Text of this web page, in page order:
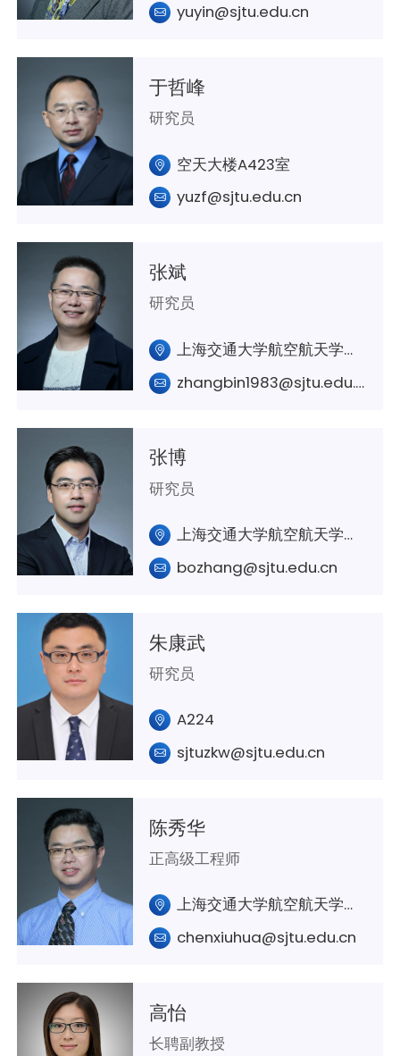
yuyin@sjtu.edu.cn
于哲峰
研究员
空天大楼A423室
yuzf@sjtu.edu.cn
张斌
研究员
上海交通大学航空航天学院A426
zhangbin1983@sjtu.edu.cn
张博
研究员
上海交通大学航空航天学院A322
bozhang@sjtu.edu.cn
朱康武
研究员
A224
sjtuzkw@sjtu.edu.cn
陈秀华
正高级工程师
上海交通大学航空航天学院A328室
chenxiuhua@sjtu.edu.cn
高怡
长聘副教授